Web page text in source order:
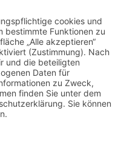
Türchen im
verbrauche ich
per E-Mail
Artikel auf
Folgt dafür einfach
E-Mailadresse